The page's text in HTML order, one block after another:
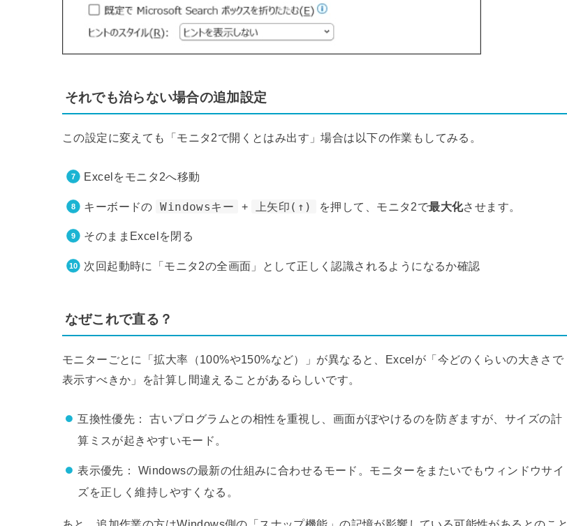
それでも治らない場合の追加設定
この設定に変えても「モニタ2で開くとはみ出す」場合は以下の作業もしてみる。
Excelをモニタ2へ移動
キーボードの Windowsキー + 上矢印(↑) を押して、モニタ2で最大化させます。
そのままExcelを閉る
次回起動時に「モニタ2の全画面」として正しく認識されるようになるか確認
なぜこれで直る？
モニターごとに「拡大率（100%や150%など）」が異なると、Excelが「今どのくらいの大きさで
表示すべきか」を計算し間違えることがあるらしいです。
互換性優先： 古いプログラムとの相性を重視し、画面がぼやけるのを防ぎますが、サイズの計
算ミスが起きやすいモード。
表示優先： Windowsの最新の仕組みに合わせるモード。モニターをまたいでもウィンドウサイ
ズを正しく維持しやすくなる。